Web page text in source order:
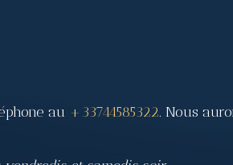
au +33744585322. Nous